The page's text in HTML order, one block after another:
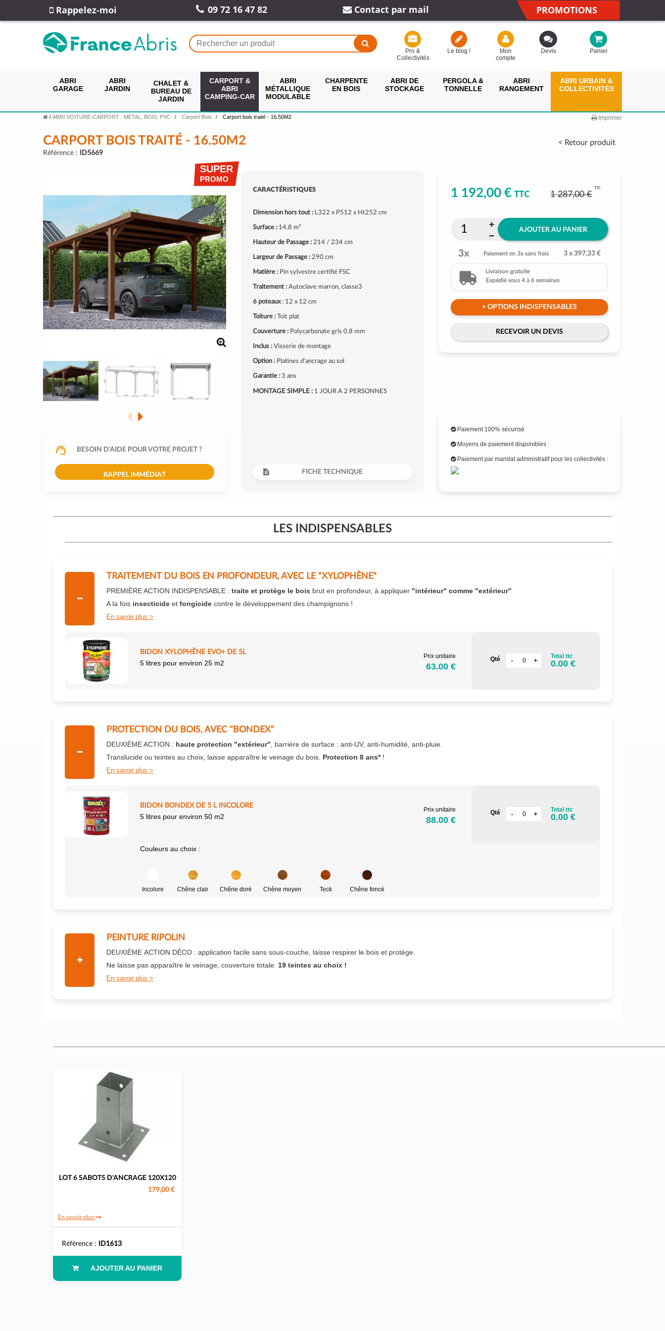
Rappelez-moi 09 72 16 47 82 Contact par mail PROMOTIONS
Pro &
Collectivités
Le blog !
Mon
compte
Devis Panier
ABRI
GARAGE
ABRI
JARDIN
CHALET &
BUREAU DE
JARDIN
CARPORT &
ABRI
CAMPING-CAR
ABRI
MÉTALLIQUE
MODULABLE
CHARPENTE
EN BOIS
ABRI DE
STOCKAGE
PERGOLA &
TONNELLE
ABRI
RANGEMENT
ABRI URBAIN &
COLLECTIVITÉS
/ ABRI VOITURE-CARPORT : MÉTAL, BOIS, PVC Carport Bois Carport bois traité - 16.50M2 Imprimer
< Retour produit
CARPORT BOIS TRAITÉ - 16.50M2
Référence : ID5669
SUPER
PROMO
BESOIN D'AIDE POUR VOTRE PROJET ?
RAPPEL IMMÉDIAT
CARACTÉRISTIQUES
Dimension hors tout :L322 x P512 x Ht252 cm
Surface :14.8 m²
Hauteur de Passage : 214 / 234 cm
Largeur de Passage : 290 cm
Matière :Pin sylvestre certifié FSC
Traitement :Autoclave marron, classe3
6 poteaux : 12 x 12 cm
Toiture :Toit plat
Couverture :Polycarbonategris 0.8 mm
Inclus :Visserie de montage
Option :Platines d'ancrage au sol
Garantie : 3 ans
MONTAGE SIMPLE : 1 JOUR A 2 PERSONNES
FICHE TECHNIQUE
1 192,00 €TTC 1 287,00 €
TTC
AJOUTER AU PANIER
3x Paiement en 3x sans frais 3 x 397,33 €
Livraison gratuite
Expédié sous 4 à 6 semaines
+ OPTIONS INDISPENSABLES
RECEVOIR UN DEVIS
Paiement 100% sécurisé
Moyens de paiement disponibles :
Paiement par mandat administratif pour les collectivités :
LES INDISPENSABLES
TRAITEMENT DU BOIS EN PROFONDEUR, AVEC LE "XYLOPHÈNE"
PREMIÈRE ACTION INDISPENSABLE : traite et protège le bois brut en profondeur, à appliquer "intérieur" comme "extérieur"
A la fois insecticide et fongicide contre le développement des champignons !
En savoir plus
BIDON XYLOPHÈNE EVO+ DE 5L
5 litres pour environ 25 m2
Prix unitaire
63.00 €
Qté Total ttc
0.00 €
PROTECTION DU BOIS, AVEC "BONDEX"
DEUXIÈME ACTION : haute protection "extérieur" , barrière de surface : anti-UV, anti-humidité, anti-pluie.
Translucide ou teintes au choix, laisse apparaître le veinage du bois. Protection 8 ans*!
En savoir plus
BIDON BONDEX DE 5 L INCOLORE
5 litres pour environ 50 m2
Prix unitaire
88.00 €
Qté Total ttc
0.00 €
Couleurs au choix :
Incolore Chêne clair Chêne doré Chêne moyen Teck Chêne foncé
PEINTURE RIPOLIN
DEUXIÈME ACTION DÉCO : application facile sans sous-couche, laisse respirer le bois et protège.
Ne laisse pas apparaître le veinage, couverture totale. 19 teintes au choix !
En savoir plus
LOT 6 SABOTS D'ANCRAGE 120X120
179,00 €
En savoir plus
Référence : ID1613
AJOUTER AU PANIER